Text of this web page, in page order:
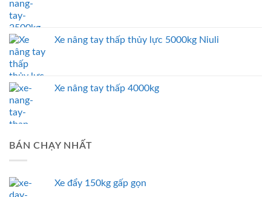
Xe nâng tay thấp thủy lực 5000kg Niuli
Xe nâng tay thấp 4000kg
BÁN CHẠY NHẤT
Xe đẩy 150kg gấp gọn